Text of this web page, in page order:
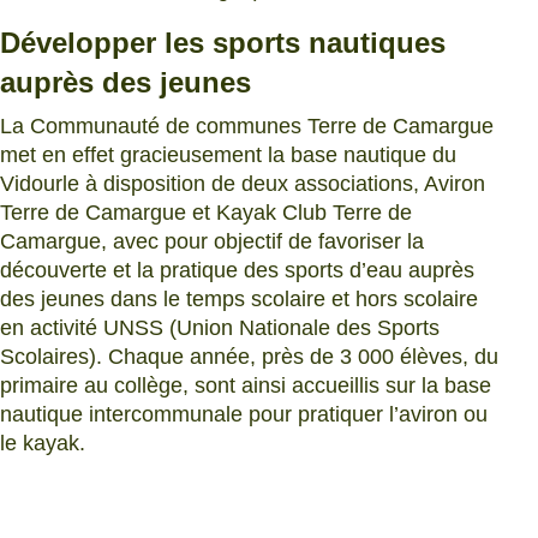
Développer les sports nautiques
auprès des jeunes
La Communauté de communes Terre de Camargue
met en effet gracieusement la base nautique du
Vidourle à disposition de deux associations, Aviron
Terre de Camargue et Kayak Club Terre de
Camargue, avec pour objectif de favoriser la
découverte et la pratique des sports d’eau auprès
des jeunes dans le temps scolaire et hors scolaire
en activité UNSS (Union Nationale des Sports
Scolaires). Chaque année, près de 3 000 élèves, du
primaire au collège, sont ainsi accueillis sur la base
nautique intercommunale pour pratiquer l’aviron ou
le kayak.